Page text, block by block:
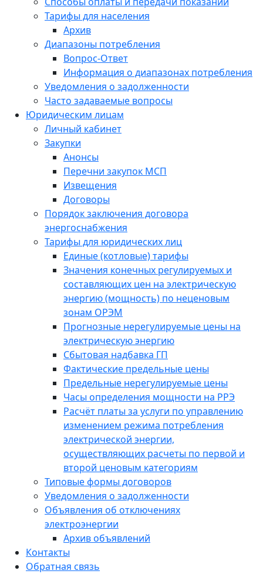
Тарифы для населения
Архив
Диапазоны потребления
Вопрос-Ответ
Информация о диапазонах потребления
Уведомления о задолженности
Часто задаваемые вопросы
Юридическим лицам
Личный кабинет
Закупки
Анонсы
Перечни закупок МСП
Извещения
Договоры
Порядок заключения договора
энергоснабжения
Тарифы для юридических лиц
Единые (котловые) тарифы
Значения конечных регулируемых и
составляющих цен на электрическую
энергию (мощность) по неценовым
зонам ОРЭМ
Прогнозные нерегулируемые цены на
электрическую энергию
Сбытовая надбавка ГП
Фактические предельные цены
Предельные нерегулируемые цены
Часы определения мощности на РРЭ
Расчёт платы за услуги по управлению
изменением режима потребления
электрической энергии,
осуществляющих расчеты по первой и
второй ценовым категориям
Типовые формы договоров
Уведомления о задолженности
Объявления об отключениях
электроэнергии
Архив объявлений
Контакты
Обратная связь